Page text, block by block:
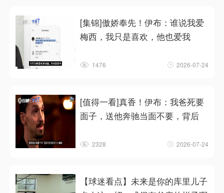
[集锦]傲娇奉先！伊布：谁说我爱
梅西，我只是喜欢，他也爱我
1476 2026-07-24
[值得一看]真香！伊布：我爸死要
面子，送他奔驰当面不要，背后
2328 2026-07-24
【球迷看点】未来是你的库里儿子